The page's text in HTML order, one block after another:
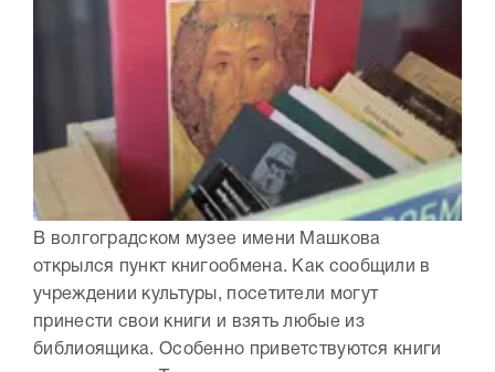
В волгоградском музее имени Машкова
открылся пункт книгообмена. Как сообщили в
учреждении культуры, посетители могут
принести свои книги и взять любые из
библиоящика. Особенно приветствуются книги